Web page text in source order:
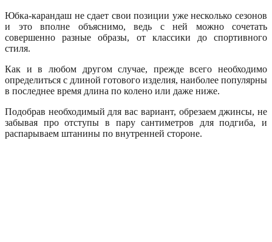
Юбка-карандаш не сдает свои позиции уже несколько сезонов
и это вполне объяснимо, ведь с ней можно сочетать
совершенно разные образы, от классики до спортивного
стиля.
Как и в любом другом случае, прежде всего необходимо
определиться с длиной готового изделия, наиболее популярны
в последнее время длина по колено или даже ниже.
Подобрав необходимый для вас вариант, обрезаем джинсы, не
забывая про отступы в пару сантиметров для подгиба, и
распарываем штанины по внутренней стороне.